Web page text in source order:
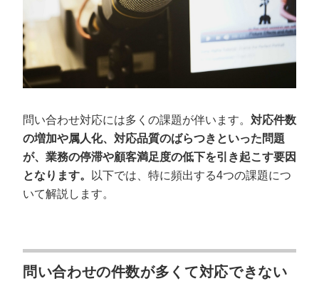
問い合わせ対応には多くの課題が伴います。 対応件数
の増加や属人化、対応品質のばらつきといった問題
が、業務の停滞や顧客満足度の低下を引き起こす要因
となります。
以下では、特に頻出する4つの課題につ
いて解説します。
問い合わせの件数が多くて対応できない